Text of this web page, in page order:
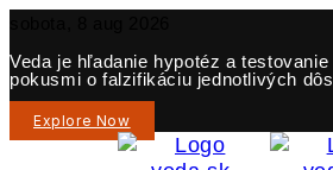
Veda je hľadanie hypotéz a
pokusmi o falzifikáciu jednotlivých
Explore Now